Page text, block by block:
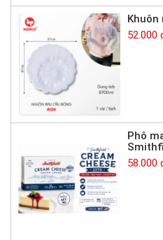
Khuôn
52.000
Phô
58.000